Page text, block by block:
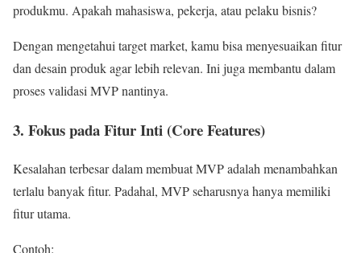
produkmu. Apakah mahasiswa, pekerja, atau pelaku bisnis?
Dengan mengetahui target market, kamu bisa menyesuaikan fitur
dan desain produk agar lebih relevan. Ini juga membantu dalam
proses validasi MVP nantinya.
3. Fokus pada Fitur Inti (Core Features)
Kesalahan terbesar dalam membuat MVP adalah menambahkan
terlalu banyak fitur. Padahal, MVP seharusnya hanya memiliki
fitur utama.
Contoh: